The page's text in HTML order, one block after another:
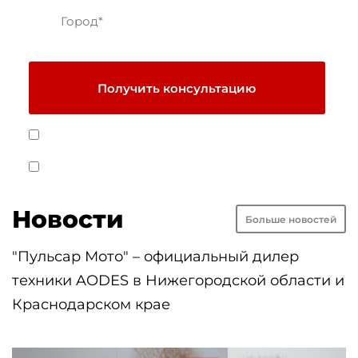
Получить консультацию
Новости Больше новостей
"Пульсар Мото" – официальный дилер
техники AODES в Нижегородской области и
Краснодарском крае